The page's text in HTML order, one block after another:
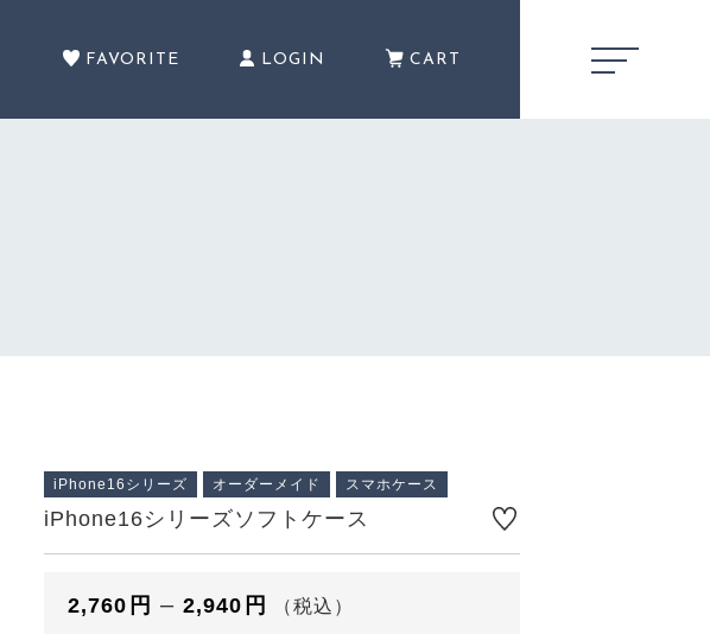
FAVORITE LOGIN CART
ショッピングガイド
iPhone16シリーズ オーダーメイド スマホケース
iPhone16シリーズソフトケース
2,760 円 – 2,940 円 （税込）
カートを確認する